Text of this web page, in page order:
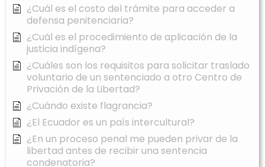
¿Cuál es el costo del trámite para acceder a
defensa penitenciaria?
¿Cuál es el procedimiento de aplicación de la
justicia indígena?
¿Cuáles son los requisitos para solicitar traslado
voluntario de un sentenciado a otro Centro de
Privación de la Libertad?
¿Cuándo existe flagrancia?
¿El Ecuador es un país intercultural?
¿En un proceso penal me pueden privar de la
libertad antes de recibir una sentencia
condenatoria?